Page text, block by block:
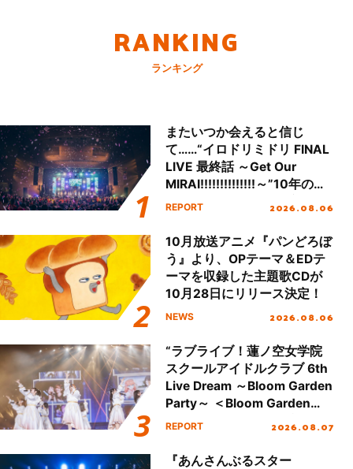
RANKING
ランキング
またいつか会えると信じ
て……“イロドリミドリ FINAL
LIVE 最終話 ～Get Our
MIRAI!!!!!!!!!!!!!!～”10年の活
動を経てファイナルを迎える
REPORT 2026.08.06
10月放送アニメ『パンどろぼ
う』より、OPテーマ＆EDテ
ーマを収録した主題歌CDが
10月28日にリリース決定！
NEWS 2026.08.06
“ラブライブ！蓮ノ空女学院
スクールアイドルクラブ 6th
Live Dream ～Bloom Garden
Party～ ＜Bloom Garden
Party Stage／埼玉公演＞”
REPORT 2026.08.07
『あんさんぶるスター